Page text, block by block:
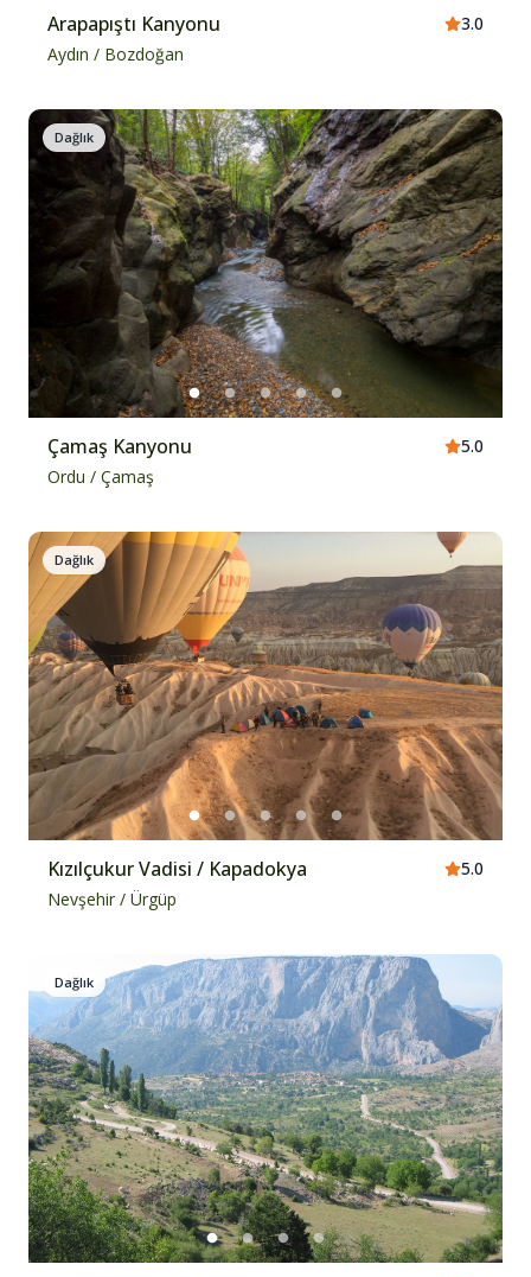
Arapapıştı Kanyonu
3.0
Aydın / Bozdoğan
Dağlık
Çamaş Kanyonu
5.0
Ordu / Çamaş
Dağlık
Kızılçukur Vadisi / Kapadokya
5.0
Nevşehir / Ürgüp
Dağlık